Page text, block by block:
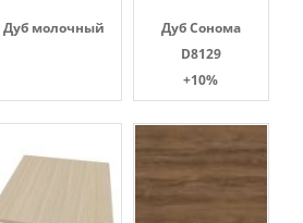
Дуб молочный
Дуб Сонома
D8129
+10%